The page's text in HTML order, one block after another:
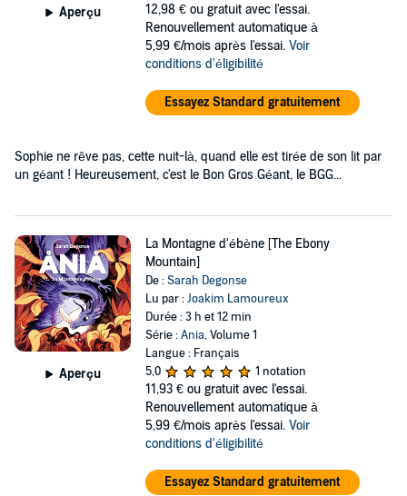
Aperçu 12,98 € ou gratuit avec l'essai.
Renouvellement automatique à
5,99 €/mois après l'essai. Voir
conditions d'éligibilité
Essayez Standard gratuitement
Sophie ne rêve pas, cette nuit-là, quand elle est tirée de son lit par
un géant ! Heureusement, c'est le Bon Gros Géant, le BGG...
Aperçu
La Montagne d'ébène [The Ebony
Mountain]
De :Sarah Degonse
Lu par :Joakim Lamoureux
Durée : 3 h et 12 min
Série :Ania, Volume 1
Langue : Français
5,0
1 notation
11,93 € ou gratuit avec l'essai.
Renouvellement automatique à
5,99 €/mois après l'essai. Voir
conditions d'éligibilité
Essayez Standard gratuitement